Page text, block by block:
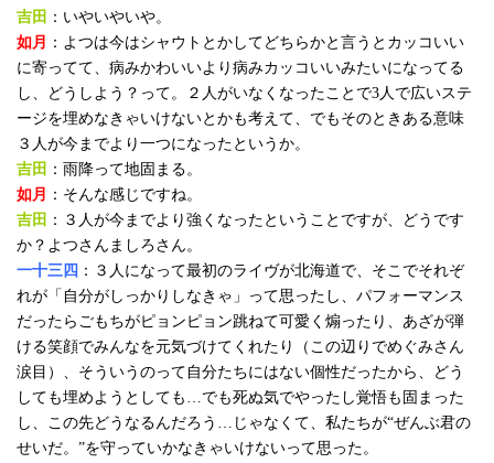
吉田 ：いやいやいや。
如月
：よつは今はシャウトとかしてどちらかと言うとカッコいい
に寄ってて、病みかわいいより病みカッコいいみたいになってる
し、どうしよう？って。２人がいなくなったことで3人で広いステ
ージを埋めなきゃいけないとかも考えて、でもそのときある意味
３人が今までより一つになったというか。
吉田 ：雨降って地固まる。
如月
：そんな感じですね。
吉田 ：３人が今までより強くなったということですが、どうです
か？よつさんましろさん。
一十三四 ：３人になって最初のライヴが北海道で、そこでそれぞ
れが「自分がしっかりしなきゃ」って思ったし、パフォーマンス
だったらごもちがピョンピョン跳ねて可愛く煽ったり、あざが弾
ける笑顔でみんなを元気づけてくれたり（この辺りでめぐみさん
涙目）、そういうのって自分たちにはない個性だったから、どう
しても埋めようとしても…でも死ぬ気でやったし覚悟も固まった
し、この先どうなるんだろう…じゃなくて、私たちが“ぜんぶ君の
せいだ。”を守っていかなきゃいけないって思った。